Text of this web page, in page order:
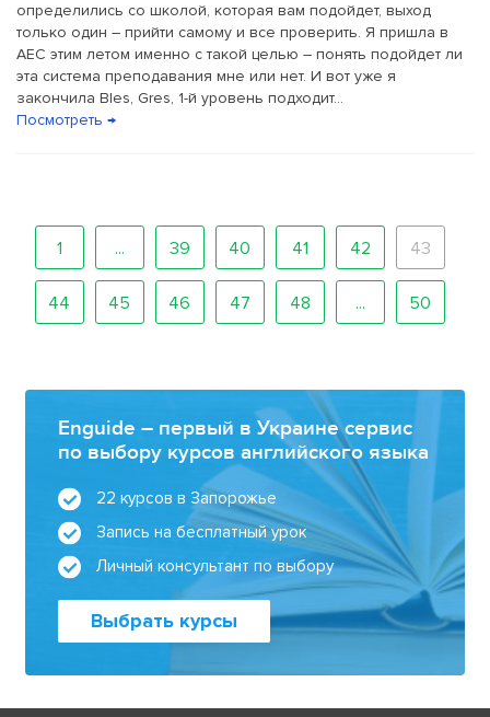
определились со школой, которая вам подойдет, выход
только один – прийти самому и все проверить. Я пришла в
АЕС этим летом именно с такой целью – понять подойдет ли
эта система преподавания мне или нет. И вот уже я
закончила Bles, Gres, 1-й уровень подходит...
Посмотреть →
1 ... 39 40 41 42 43
44 45 46 47 48 ... 50
Enguide – первый в Украине сервис
по выбору курсов английского языка
22 курсов в Запорожье
Запись на бесплатный урок
Личный консультант по выбору
Выбрать курсы